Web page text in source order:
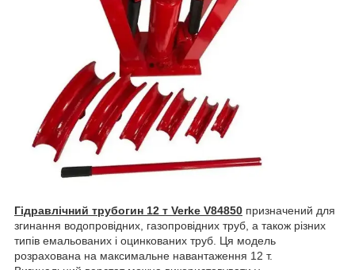
Гідравлічний трубогин 12 т Verke V84850 призначений для
згинання водопровідних, газопровідних труб, а також різних
типів емальованих і оцинкованих труб. Ця модель
розрахована на максимальне навантаження 12 т.